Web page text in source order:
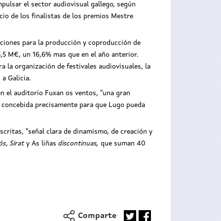
el sector audiovisual gallego, según
de los finalistas de los premios Mestre
para la producción y coproducción de
M€, un 16,6% mas que en el año anterior.
la organización de festivales audiovisuales, la
Galicia.
el auditorio Fuxan os ventos, "una gran
precisamente para que Lugo pueda
"señal clara de dinamismo, de creación y
, Siraty As liñas discontinuas, que suman 40
Comparte